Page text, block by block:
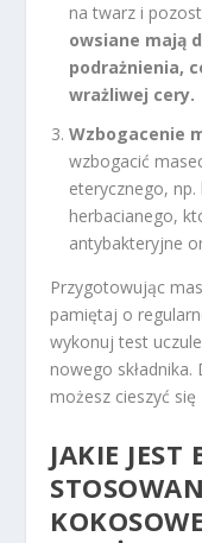
na twarz i
owsiane mają
podrażnienia,
wrażliwej cery.
Wzbogacenie
wzbogacić
eterycznego,
herbacianego,
antybakteryjne
Przygotowując
pamiętaj o
wykonuj test
nowego
możesz cieszyć się
JAKIE JEST